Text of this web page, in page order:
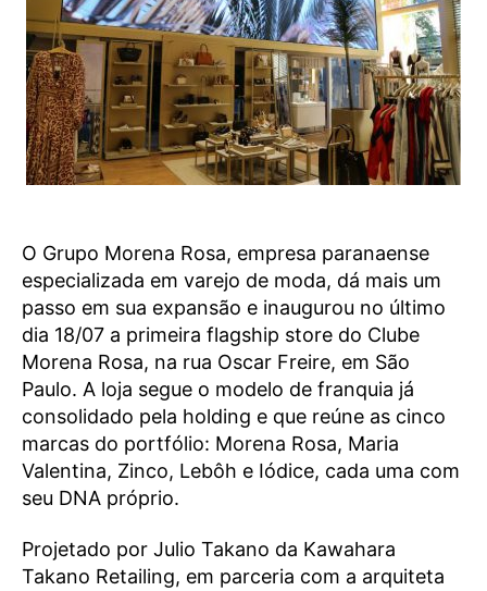
O Grupo Morena Rosa, empresa paranaense
especializada em varejo de moda, dá mais um
passo em sua expansão e inaugurou no último
dia 18/07 a primeira flagship store do Clube
Morena Rosa, na rua Oscar Freire, em São
Paulo. A loja segue o modelo de franquia já
consolidado pela holding e que reúne as cinco
marcas do portfólio: Morena Rosa, Maria
Valentina, Zinco, Lebôh e Iódice, cada uma com
seu DNA próprio.
Projetado por Julio Takano da Kawahara
Takano Retailing, em parceria com a arquiteta